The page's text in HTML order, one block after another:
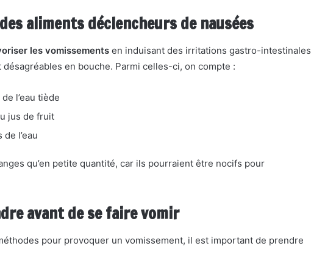
aliments déclencheurs de nausées
les vomissements en induisant des irritations gastro-intestinales
désagréables en bouche. Parmi celles-ci, on compte :
l’eau tiède
jus de fruit
l’eau
qu’en petite quantité, car ils pourraient être nocifs pour
avant de se faire vomir
pour provoquer un vomissement, il est important de prendre